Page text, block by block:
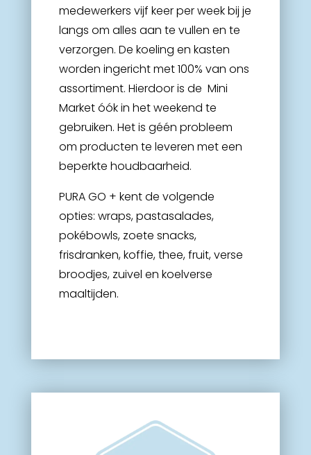
medewerkers vijf keer per week bij je
langs om alles aan te vullen en te
verzorgen. De koeling en kasten
worden ingericht met 100% van ons
assortiment. Hierdoor is de Mini
Market óók in het weekend te
gebruiken. Het is géén probleem
om producten te leveren met een
beperkte houdbaarheid.
PURA GO + kent de volgende
opties: wraps, pastasalades,
pokébowls, zoete snacks,
frisdranken, koffie, thee, fruit, verse
broodjes, zuivel en koelverse
maaltijden.